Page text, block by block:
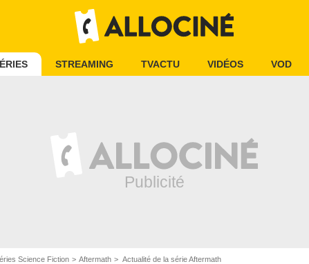
STREAMING TVACTU VIDÉOS VOD
Science Fiction Aftermath Actualité de la série Aftermath